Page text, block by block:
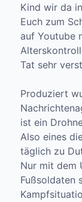
Kind wir da
Euch zum
auf Youtube
Tat sehr
Produziert
ist ein
Also eines
täglich zu
Nur mit dem
Fußsoldaten